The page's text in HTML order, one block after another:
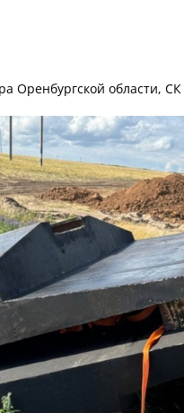
Оренбургской области,